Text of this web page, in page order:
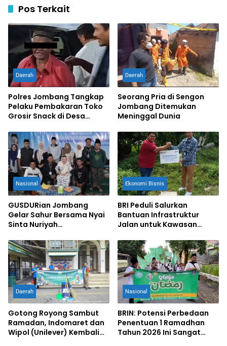
Pos Terkait
Daerah
Polres Jombang Tangkap
Pelaku Pembakaran Toko
Grosir Snack di Desa
Daerah
Seorang Pria di Sengon
Jombang Ditemukan
Meninggal Dunia
Nasional
GUSDURian Jombang
Gelar Sahur Bersama Nyai
Sinta Nuriyah
Ekonomi Bisnis
BRI Peduli Salurkan
Bantuan Infrastruktur
Jalan untuk Kawasan
Gondangmanis Jombang
Daerah
Gotong Royong Sambut
Ramadan, Indomaret dan
Wipol (Unilever) Kembali
Nasional
BRIN: Potensi Perbedaan
Penentuan 1 Ramadhan
Tahun 2026 Ini Sangat